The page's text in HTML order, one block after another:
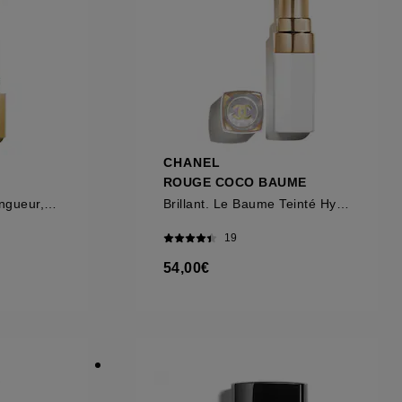
CHANEL
ROUGE COCO BAUME
19
54,00€
personnaliser vos choix concernant
Sephora pourra associer les
collectées ou générées lors
Voous pouvez à tout moment choisir